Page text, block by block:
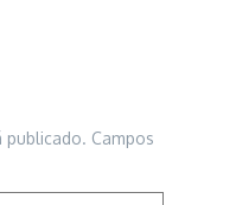
publicado. Campos